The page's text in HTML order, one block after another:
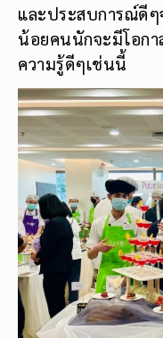
และประสบการณ์ดี
น้อยคนนักจะมีโอก
ความรู้ดีๆเช่นนี้